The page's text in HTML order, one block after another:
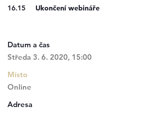
16.15 Ukončení webináře
Datum a čas
Středa 3. 6. 2020, 15:00
Místo
Online
Adresa